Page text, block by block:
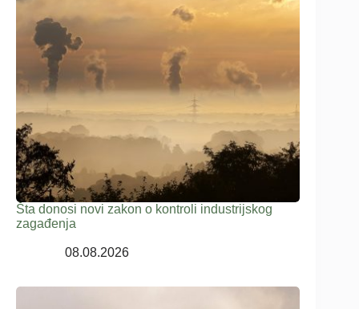
Šta donosi novi zakon o kontroli industrijskog
zagađenja
08.08.2026